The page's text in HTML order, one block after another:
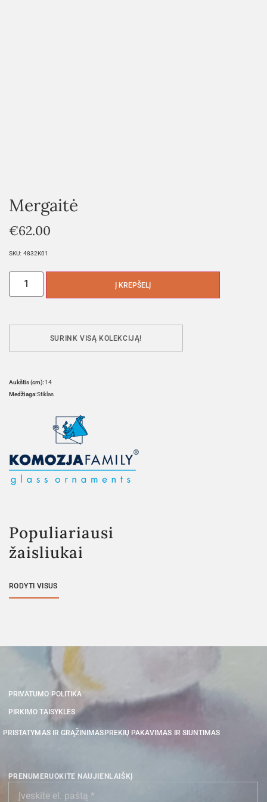
Mergaitė
€62.00
SKU: 4832K01
Į KREPŠELĮ
SURINK VISĄ KOLEKCIJĄ!
Aukštis (cm):14
Medžiaga:Stiklas
Populiariausi
žaisliukai
RODYTI VISUS
PRIVATUMO POLITIKA
PIRKIMO TAISYKLĖS
PRISTATYMAS IR GRĄŽINIMASPREKIŲ PAKAVIMAS IR SIUNTIMAS
PRENUMERUOKITE NAUJIENLAIŠKĮ